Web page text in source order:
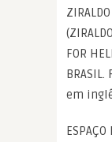
FOR
em